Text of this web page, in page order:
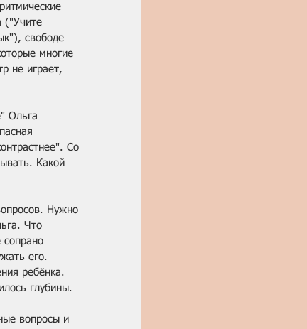
("Учите
свободе
многие
не играет,
Ольга
Со
Какой
Нужно
Что
сопрано
его.
ребёнка.
глубины.
вопросы и